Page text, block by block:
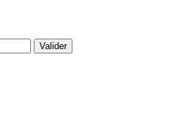
Valider